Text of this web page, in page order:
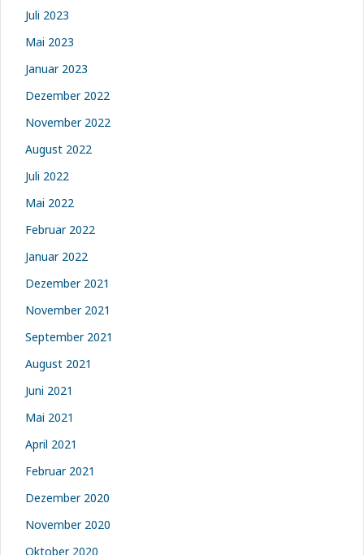
Juli 2023
Mai 2023
Januar 2023
Dezember 2022
November 2022
August 2022
Juli 2022
Mai 2022
Februar 2022
Januar 2022
Dezember 2021
November 2021
September 2021
August 2021
Juni 2021
Mai 2021
April 2021
Februar 2021
Dezember 2020
November 2020
Oktober 2020